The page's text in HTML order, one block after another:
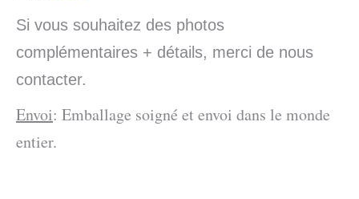
Si vous souhaitez des photos
complémentaires + détails, merci de nous
contacter.
Envoi: Emballage soigné et envoi dans le monde
entier.